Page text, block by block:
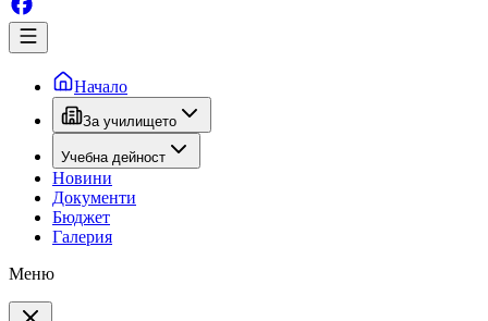
Начало
За училището
Учебна дейност
Новини
Документи
Бюджет
Галерия
Меню